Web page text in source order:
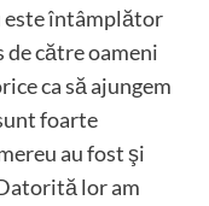
este întâmplător
către oameni
ca să ajungem
foarte
au fost şi
lor am